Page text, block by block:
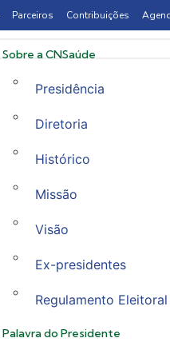
Parceiros Contribuições
Sobre a CNSaúde
Presidência
Diretoria
Histórico
Missão
Visão
Ex-presidentes
Regulamento Eleitoral
Palavra do Presidente